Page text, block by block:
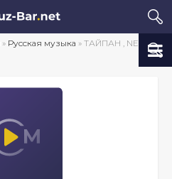
» Русская музыка » ТАЙПАН , NЕЕL - Кубик Рубик скачать песню бесплатно mp3 в хорошем качестве